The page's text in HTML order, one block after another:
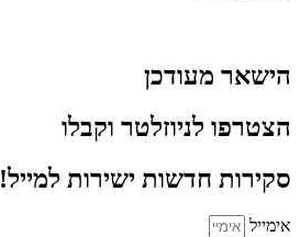
הישאר מעודכן
הצטרפו לניוזלטר וקבלו
סקירות חדשות ישירות למייל!
אימייל